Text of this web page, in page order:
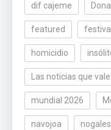
dif cajeme
featured festival
homicidio
Las noticias que
mundial 2026
navojoa nogales